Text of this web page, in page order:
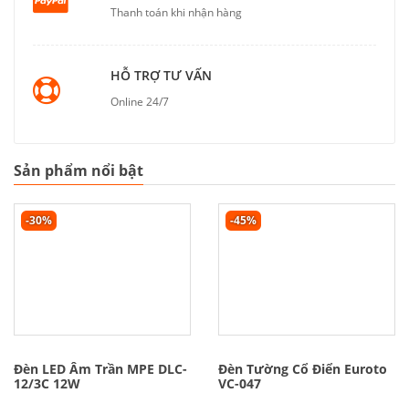
Thanh toán khi nhận hàng
HỖ TRỢ TƯ VẤN
Online 24/7
Sản phẩm nổi bật
-30%
Đèn LED Âm Trần MPE DLC-
12/3C 12W
-45%
Đèn Tường Cổ Điển Euroto
VC-047